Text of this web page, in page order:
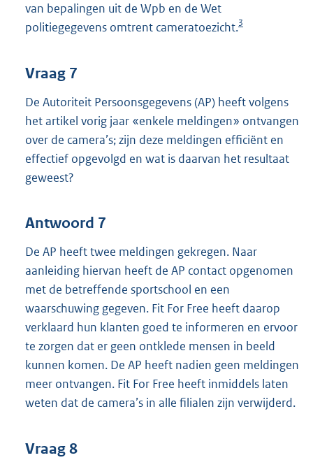
van bepalingen uit de Wpb en de Wet
politiegegevens omtrent cameratoezicht.3
Vraag 7
De Autoriteit Persoonsgegevens (AP) heeft volgens
het artikel vorig jaar «enkele meldingen» ontvangen
over de camera’s; zijn deze meldingen efficiënt en
effectief opgevolgd en wat is daarvan het resultaat
geweest?
Antwoord 7
De AP heeft twee meldingen gekregen. Naar
aanleiding hiervan heeft de AP contact opgenomen
met de betreffende sportschool en een
waarschuwing gegeven. Fit For Free heeft daarop
verklaard hun klanten goed te informeren en ervoor
te zorgen dat er geen ontklede mensen in beeld
kunnen komen. De AP heeft nadien geen meldingen
meer ontvangen. Fit For Free heeft inmiddels laten
weten dat de camera’s in alle filialen zijn verwijderd.
Vraag 8